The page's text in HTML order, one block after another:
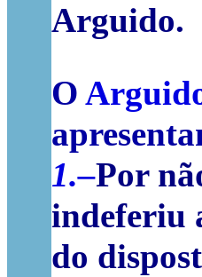
Arguido.
O
1.–Por
indeferiu
do